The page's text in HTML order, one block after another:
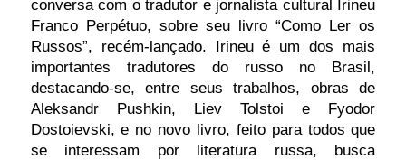
conversa com o tradutor e jornalista cultural Irineu
Franco Perpétuo, sobre seu livro “Como Ler os
Russos”, recém-lançado. Irineu é um dos mais
importantes tradutores do russo no Brasil,
destacando-se, entre seus trabalhos, obras de
Aleksandr Pushkin, Liev Tolstoi e Fyodor
Dostoievski, e no novo livro, feito para todos que
se interessam por literatura russa, busca